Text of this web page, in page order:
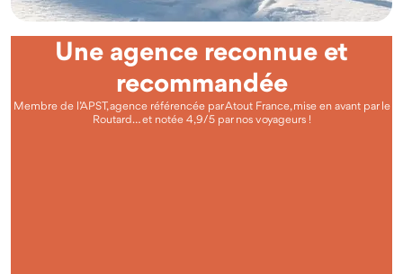
Une agence reconnue et
recommandée
Membre de l’APST, agence référencée par Atout France, mise en avant par le
Routard… et notée 4,9/5 par nos voyageurs !